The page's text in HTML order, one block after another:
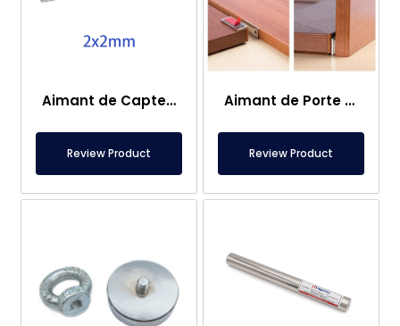
Aimant de Capteur – 2×2 mm
Review Product
Aimant de Porte de Caravane
Review Product